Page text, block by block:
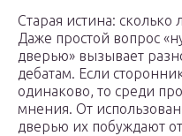
Старая истина:
Даже простой вопрос
дверью» вызывает
дебатам. Если
одинаково, то среди
мнения. От
дверью их побуждают